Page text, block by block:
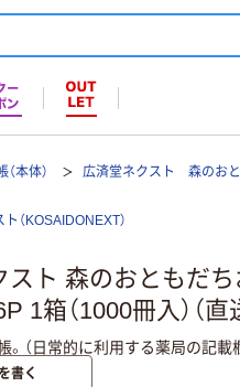
本体） 広済堂ネクスト 森のおと
（KOSAIDONEXT）
ト 森のおともだち
1箱（1000冊入）（直
。（日常的に利用する薬局の記載
書く